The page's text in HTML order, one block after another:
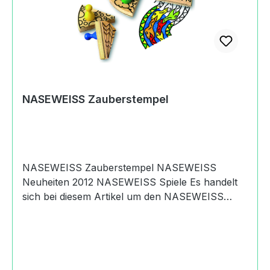
Ostalb-Werkstätten
NASEWEISSBahnhofstraße73441 Bopfingen,
Germany+49 (0)7362 92227
112holger.mayr@samariterstiftung.de
https://naseweiss-toys.com
NASEWEISS Zauberstempel
NASEWEISS Zauberstempel NASEWEISS
Neuheiten 2012 NASEWEISS Spiele Es handelt
sich bei diesem Artikel um den NASEWEISS